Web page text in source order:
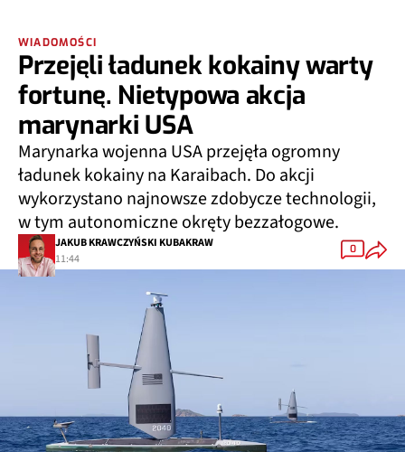
WIADOMOŚCI
Przejęli ładunek kokainy warty
fortunę. Nietypowa akcja
marynarki USA
Marynarka wojenna USA przejęła ogromny
ładunek kokainy na Karaibach. Do akcji
wykorzystano najnowsze zdobycze technologii,
w tym autonomiczne okręty bezzałogowe.
JAKUB KRAWCZYŃSKI KUBAKRAW
11:44
0